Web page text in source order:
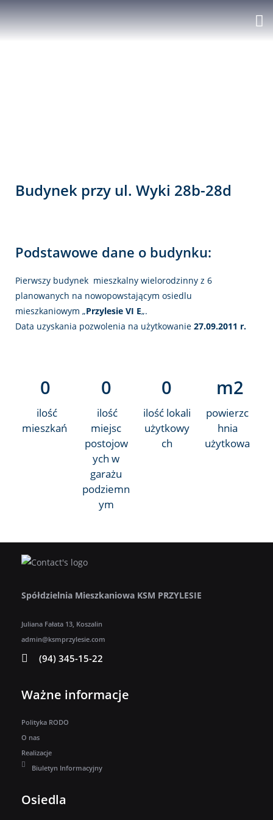
Budynek przy ul. Wyki 28b-28d
Podstawowe dane o budynku:
Pierwszy budynek mieszkalny wielorodzinny z 6
planowanych na nowopowstającym osiedlu
mieszkaniowym „Przylesie VI E„.
Data uzyskania pozwolenia na użytkowanie 27.09.2011 r.
0
ilość
mieszkań
0
ilość
miejsc
postojow
ych w
garażu
podziemn
ym
0
ilość lokali
użytkowy
ch
m2
powierzc
hnia
użytkowa
Spółdzielnia Mieszkaniowa KSM PRZYLESIE
Juliana Fałata 13, Koszalin
admin@ksmprzylesie.com
(94) 345-15-22
Ważne informacje
Polityka RODO
O nas
Realizacje
Biuletyn Informacyjny
Osiedla